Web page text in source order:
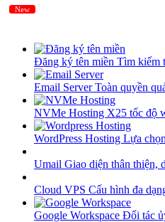
Đăng ký tên miền Tìm kiếm
Email ServerToàn quyền
NVMe Hosting X25 tốc độ
WordPress Hosting Lựa
Umail Giao diện thân thiện,
Cloud VPS Cấu hình đa
Google Workspace Đối tác
New
New